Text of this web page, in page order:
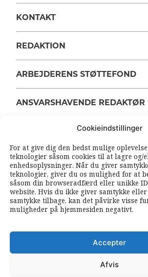
Cookieindstillinger
For at give dig den bedst mulige
teknologier såsom cookies til at lagre
enhedsoplysninger. Når du giver
teknologier, giver du os mulighed for at
såsom din browseradfærd eller unikke
website. Hvis du ikke giver samtykke
samtykke tilbage, kan det påvirke visse
muligheder på hjemmesiden negativt.
Accepter
Afvis
KONTAKT
REDAKTION
ARBEJDERENS STØTTEFOND
ANSVARSHAVENDE REDAKTØR
SOUNDCLOUD
FØLG